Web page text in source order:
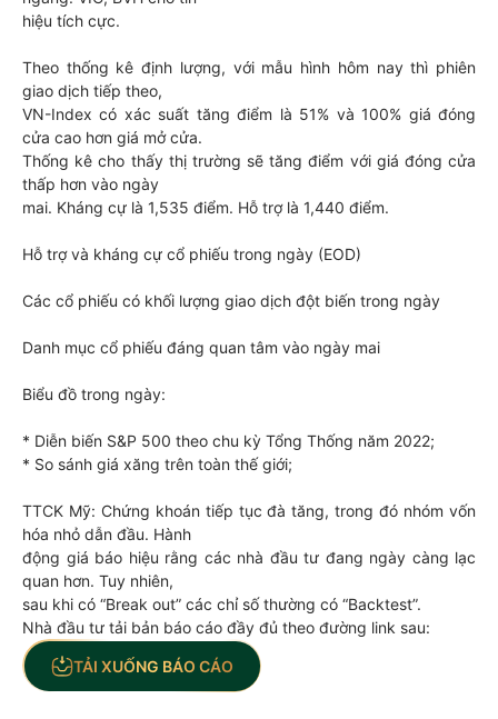
hiệu tích cực.
Theo thống kê định lượng, với mẫu hình hôm nay thì phiên
giao dịch tiếp theo,
VN-Index có xác suất tăng điểm là 51% và 100% giá đóng
cửa cao hơn giá mở cửa.
Thống kê cho thấy thị trường sẽ tăng điểm với giá đóng cửa
thấp hơn vào ngày
mai. Kháng cự là 1,535 điểm. Hỗ trợ là 1,440 điểm.
Hỗ trợ và kháng cự cổ phiếu trong ngày (EOD)
Các cổ phiếu có khối lượng giao dịch đột biến trong ngày
Danh mục cổ phiếu đáng quan tâm vào ngày mai
Biểu đồ trong ngày:
* Diễn biến S&P 500 theo chu kỳ Tổng Thống năm 2022;
* So sánh giá xăng trên toàn thế giới;
TTCK Mỹ: Chứng khoán tiếp tục đà tăng, trong đó nhóm vốn
hóa nhỏ dẫn đầu. Hành
động giá báo hiệu rằng các nhà đầu tư đang ngày càng lạc
quan hơn. Tuy nhiên,
sau khi có “Break out” các chỉ số thường có “Backtest”.
Nhà đầu tư tải bản báo cáo đầy đủ theo đường link sau:
TẢI XUỐNG BÁO CÁO